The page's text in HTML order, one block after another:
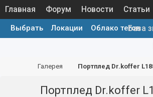
Главная Форум Новости Статьи
Каталог запчастей Галерея
Выбрать Локации Облако тегов
База
Галерея Портплед Dr.koffer
Портплед Dr.koffer